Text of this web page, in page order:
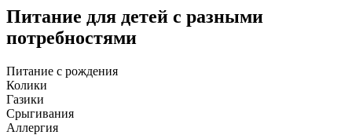
Питание для детей с разными
потребностями
Питание с рождения
Колики
Газики
Срыгивания
Аллергия